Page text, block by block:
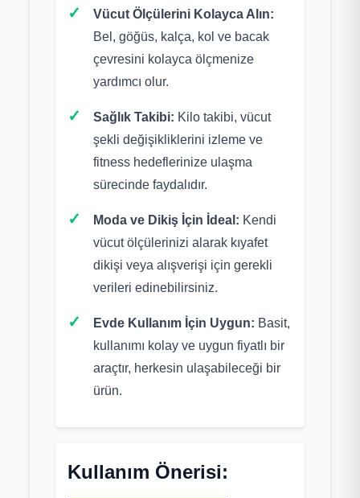
Vücut Ölçülerini Kolayca Alın:
Bel, göğüs, kalça, kol ve bacak
çevresini kolayca ölçmenize
yardımcı olur.
Sağlık Takibi: Kilo takibi, vücut
şekli değişikliklerini izleme ve
fitness hedeflerinize ulaşma
sürecinde faydalıdır.
Moda ve Dikiş İçin İdeal: Kendi
vücut ölçülerinizi alarak kıyafet
dikişi veya alışverişi için gerekli
verileri edinebilirsiniz.
Evde Kullanım İçin Uygun: Basit,
kullanımı kolay ve uygun fiyatlı bir
araçtır, herkesin ulaşabileceği bir
ürün.
Kullanım Önerisi: